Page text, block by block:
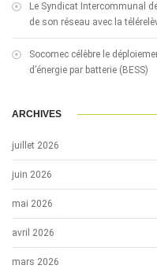
Le Syndicat Intercommunal
de son réseau avec la
Socomec célèbre le
d’énergie par batterie (BESS)
ARCHIVES
juillet 2026
juin 2026
mai 2026
avril 2026
mars 2026